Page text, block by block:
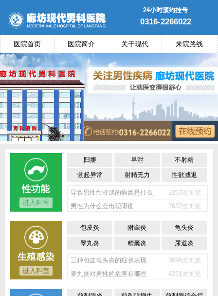
24小时预约挂号
0316-2266022
医院首页 医院简介 关于现代 来院路线
性功能
进入科室
阳痿 早泄 不射精
勃起异常 射精无力 性欲减退
导致男性性冷淡的病因是什么
2263次浏览
男性为什么会出现阳痿
2632次浏览
生殖感染
进入科室
包皮炎 附睾炎 龟头炎
睾丸炎 精囊炎 尿道炎
三种包皮龟头炎的症状表现
3696次浏览
睾丸炎对男性的危害有哪些
4231次浏览